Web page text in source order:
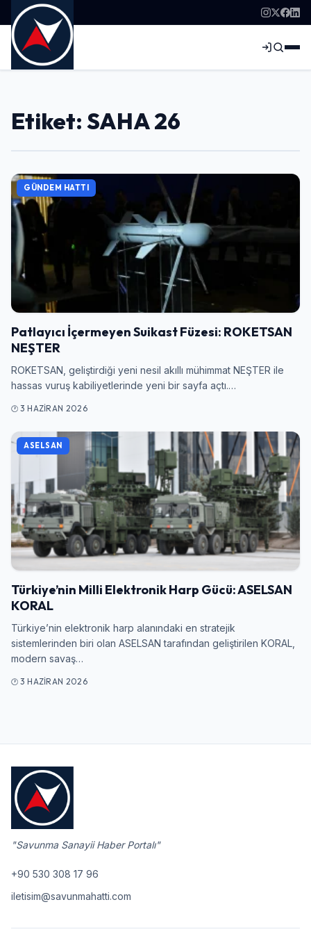
Etiket: SAHA 26
GÜNDEM HATTI
Patlayıcı İçermeyen Suikast Füzesi: ROKETSAN
NEŞTER
ROKETSAN, geliştirdiği yeni nesil akıllı mühimmat NEŞTER ile
hassas vuruş kabiliyetlerinde yeni bir sayfa açtı.…
3 HAZIRAN 2026
ASELSAN
Türkiye’nin Milli Elektronik Harp Gücü: ASELSAN
KORAL
Türkiye’nin elektronik harp alanındaki en stratejik
sistemlerinden biri olan ASELSAN tarafından geliştirilen KORAL,
modern savaş…
3 HAZIRAN 2026
"Savunma Sanayii Haber Portalı"
+90 530 308 17 96
iletisim@savunmahatti.com
Giriş Yap
Kullanıcı Adı veya E-posta
Şifre
Beni Hatırla
Giriş Yap